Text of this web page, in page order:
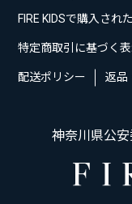
FIRE KIDSで購入され
特定商取引に基づく
配送ポリシー 返品
神奈川県公